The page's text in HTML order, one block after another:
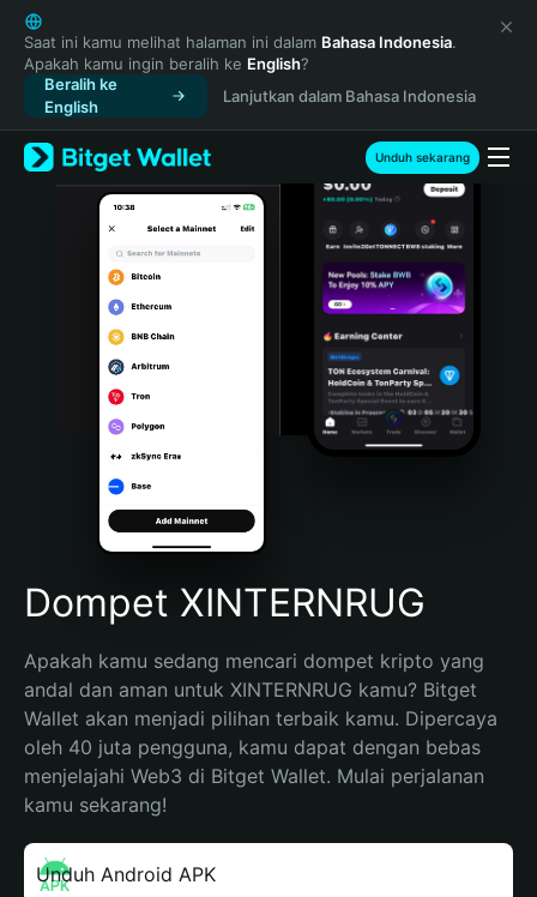
English
日本語
Tiếng Việt
Русский
Español (Latinoamérica)
Türkçe
Italiano
Português (Portugal)
Bahasa Indonesia
Português (Brasil)
Español (Argentina)
Saat ini kamu melihat halaman ini dalam Bahasa Indonesia.
Apakah kamu ingin beralih ke English?
Beralih ke
English
Lanjutkan dalam Bahasa Indonesia
Unduh sekarang
Dompet XINTERNRUG
Apakah kamu sedang mencari dompet kripto yang
andal dan aman untuk XINTERNRUG kamu? Bitget
Wallet akan menjadi pilihan terbaik kamu. Dipercaya
oleh 40 juta pengguna, kamu dapat dengan bebas
menjelajahi Web3 di Bitget Wallet. Mulai perjalanan
kamu sekarang!
Unduh Android APK